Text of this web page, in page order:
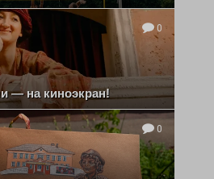
0
— на киноэкран!
0